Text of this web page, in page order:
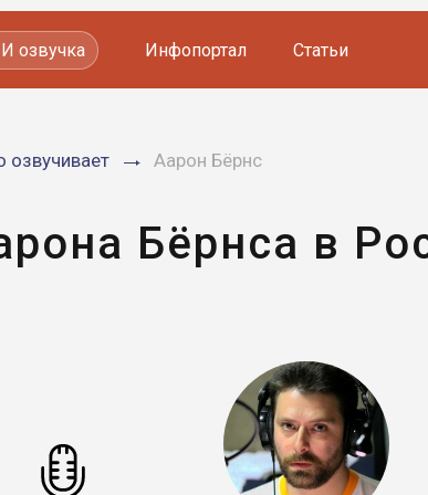
озвучка Инфопортал Статьи
озвучивает Аарон Бёрнс
Бёрнса в